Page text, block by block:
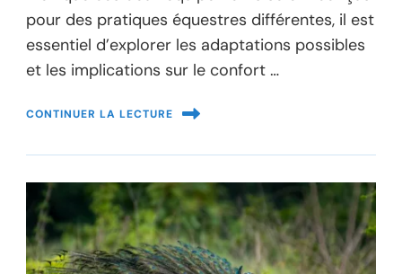
pour des pratiques équestres différentes, il est
essentiel d’explorer les adaptations possibles
et les implications sur le confort …
CONTINUER LA LECTURE